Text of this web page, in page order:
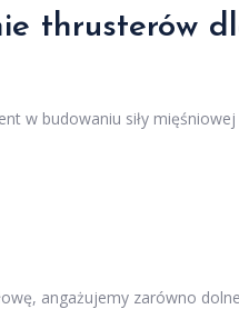
thrusterów
w budowaniu siły
angażujemy zarówno